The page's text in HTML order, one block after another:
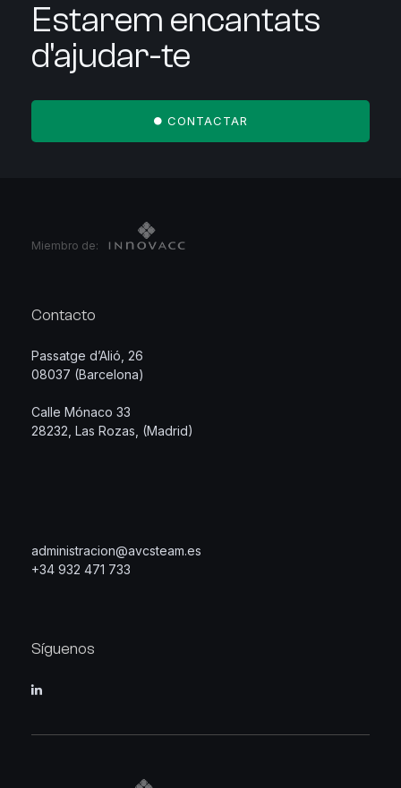
Estarem encantats
d'ajudar-te
CONTACTAR
Miembro de:
Contacto
Passatge d’Alió, 26
08037 (Barcelona)
Calle Mónaco 33
28232, Las Rozas, (Madrid)
administracion@avcsteam.es
+34 932 471 733
Síguenos